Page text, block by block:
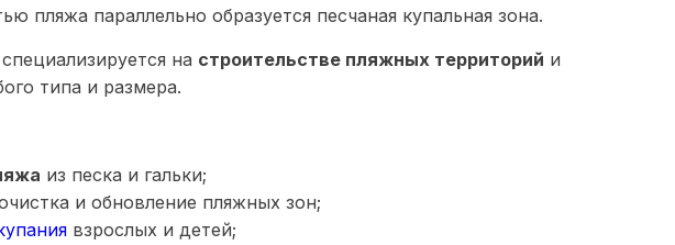
пляжа параллельно образуется песчаная купальная зона.
специализируется на строительстве пляжных территорий и
типа и размера.
из песка и гальки;
и обновление пляжных зон;
взрослых и детей;